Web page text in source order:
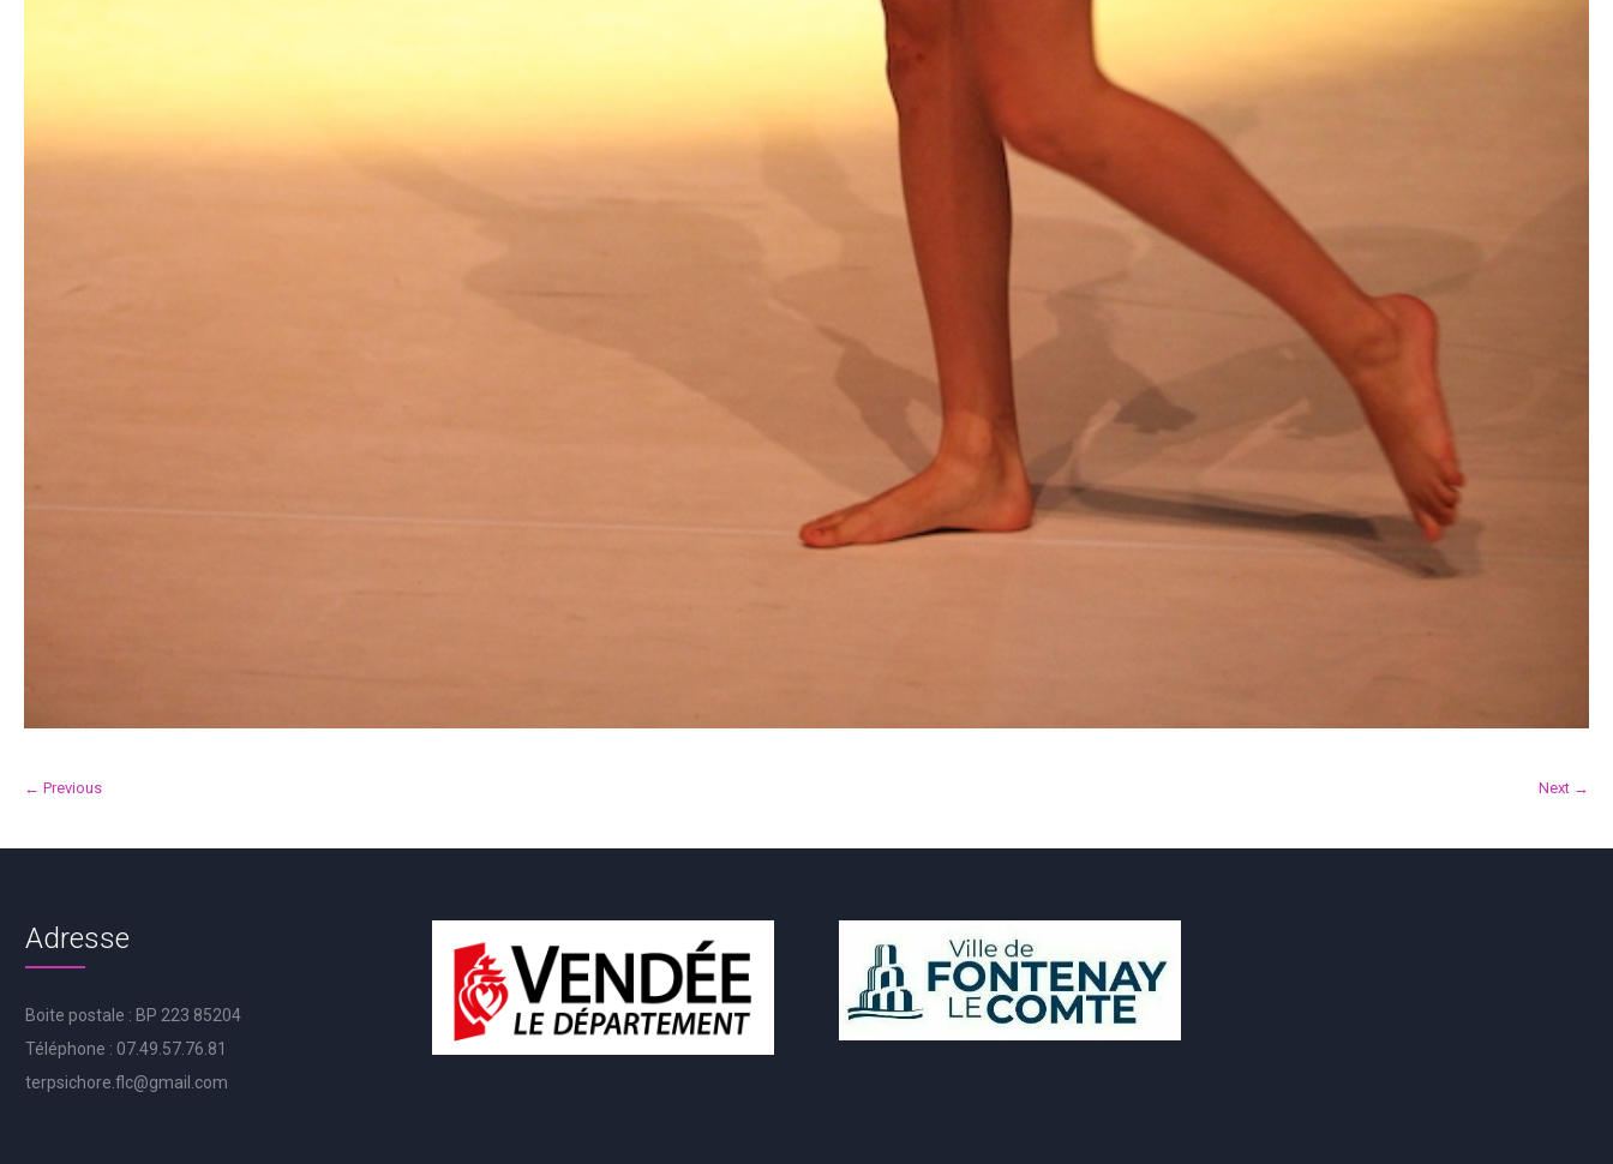
← Previous Next →
Adresse
Boite postale : BP 223 85204
Téléphone : 07.49.57.76.81
terpsichore.flc@gmail.com